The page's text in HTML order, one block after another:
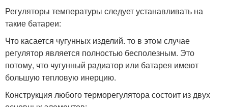
Регуляторы температуры следует устанавливать на
такие батареи:
Что касается чугунных изделий. то в этом случае
регулятор является полностью бесполезным. Это
потому, что чугунный радиатор или батарея имеют
большую тепловую инерцию.
Конструкция любого терморегулятора состоит из двух